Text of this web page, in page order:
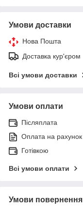
Умови доставки
Нова Пошта
Доставка кур'єром
Всі умови доставки
Умови оплати
Післяплата
Оплата на рахунок
Готівкою
Всі умови оплати
Умови повернення